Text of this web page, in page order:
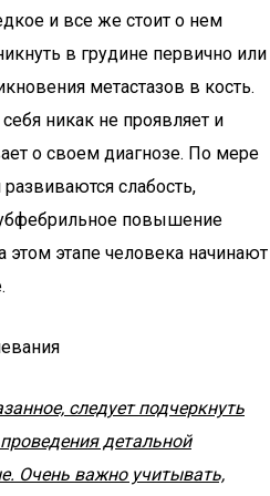
и все же стоит о нем
в грудине первично или
метастазов в кость.
никак не проявляет и
о своем диагнозе. По мере
слабость,
повышение
этом этапе человека начинают
следует подчеркнуть
детальной
Очень важно учитывать,